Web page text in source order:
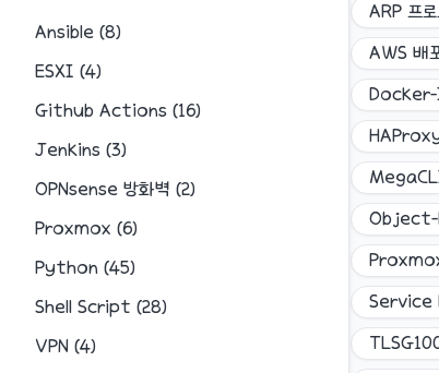
Ansible (8)
ESXI (4)
Github Actions (16)
Jenkins (3)
OPNsense 방화벽 (2)
Proxmox (6)
Python (45)
Shell Script (28)
VPN (4)
ARP 프로
AWS 배
Object-
Service